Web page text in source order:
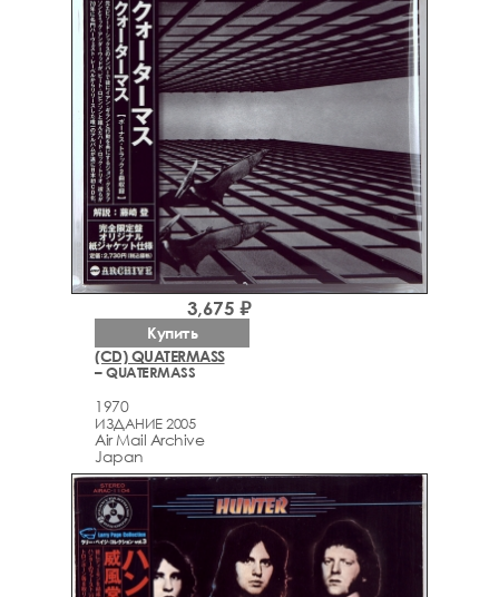
(CD) QUATERMASS
– QUATERMASS
1970
ИЗДАНИЕ 2005
Air Mail Archive
Japan
3,675 ₽
Купить